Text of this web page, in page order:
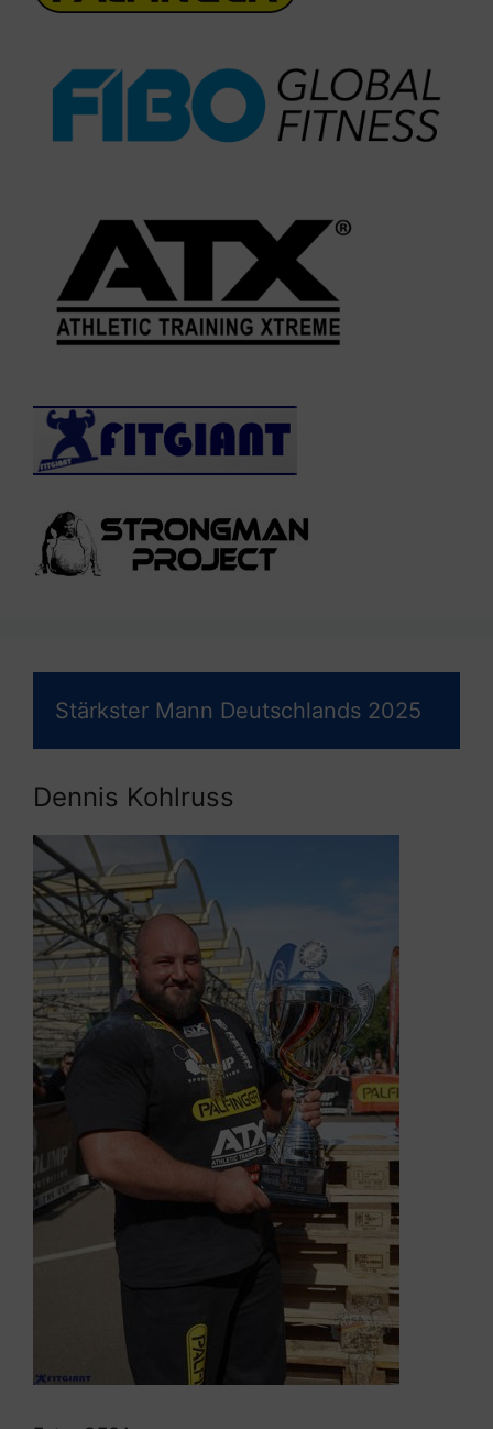
Stärkster Mann Deutschlands 2025
Dennis Kohlruss